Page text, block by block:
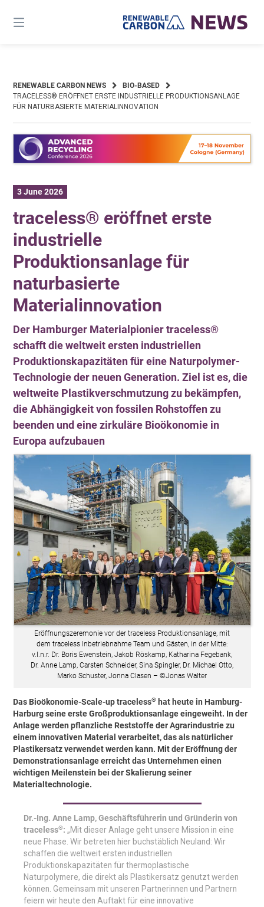
content
RENEWABLE CARBON NEWS
BIO-BASED
TRACELESS® ERÖFFNET ERSTE INDUSTRIELLE PRODUKTIONSANLAGE
FÜR NATURBASIERTE MATERIALINNOVATION
3 June 2026
traceless® eröffnet erste
industrielle
Produktionsanlage für
naturbasierte
Materialinnovation
Der Hamburger Materialpionier traceless®
schafft die weltweit ersten industriellen
Produktionskapazitäten für eine Naturpolymer-
Technologie der neuen Generation. Ziel ist es, die
weltweite Plastikverschmutzung zu bekämpfen,
die Abhängigkeit von fossilen Rohstoffen zu
beenden und eine zirkuläre Bioökonomie in
Europa aufzubauen
Eröffnungszeremonie vor der traceless Produktionsanlage, mit
dem traceless Inbetriebnahme Team und Gästen, in der Mitte:
v.l.n.r. Dr. Boris Ewenstein, Jakob Röskamp, Katharina Fegebank,
Dr. Anne Lamp, Carsten Schneider, Sina Spingler, Dr. Michael Otto,
Marko Schuster, Jonna Clasen – ©Jonas Walter
Das Bioökonomie-Scale-up traceless® hat heute in Hamburg-
Harburg seine erste Großproduktionsanlage eingeweiht. In der
Anlage werden pflanzliche Reststoffe der Agrarindustrie zu
einem innovativen Material verarbeitet, das als natürlicher
Plastikersatz verwendet werden kann. Mit der Eröffnung der
Demonstrationsanlage erreicht das Unternehmen einen
wichtigen Meilenstein bei der Skalierung seiner
Materialtechnologie.
Dr.-Ing. Anne Lamp, Geschäftsführerin und Gründerin von
traceless®:„Mit dieser Anlage geht unsere Mission in eine
neue Phase. Wir betreten hier buchstäblich Neuland: Wir
schaffen die weltweit ersten industriellen
Produktionskapazitäten für thermoplastische
Naturpolymere, die direkt als Plastikersatz genutzt werden
können. Gemeinsam mit unseren Partnerinnen und Partnern
feiern wir heute den Auftakt für eine innovative